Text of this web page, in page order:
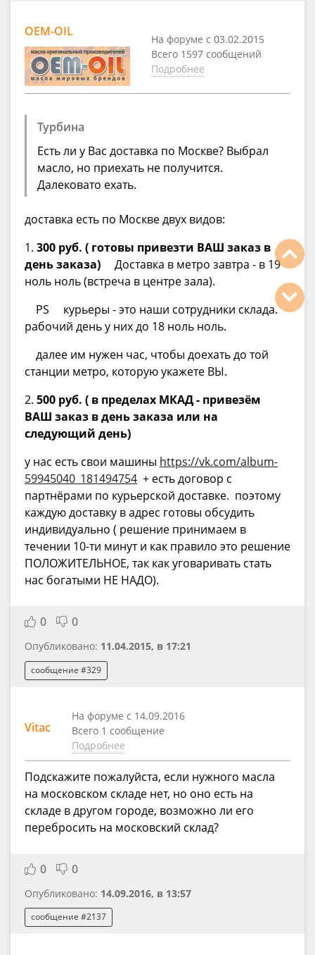
OEM-OIL
На форуме с 03.02.2015
Всего 1597 сообщений
Подробнее
Турбина
Есть ли у Вас доставка по Москве? Выбрал
масло, но приехать не получится.
Далековато ехать.
доставка есть по Москве двух видов:
1. 300 руб. ( готовы привезти ВАШ заказ в
день заказа) Доставка в метро завтра - в 19
ноль ноль (встреча в центре зала).
PS курьеры - это наши сотрудники склада.
рабочий день у них до 18 ноль ноль.
далее им нужен час, чтобы доехать до той
станции метро, которую укажете ВЫ.
2. 500 руб. ( в пределах МКАД - привезём
ВАШ заказ в день заказа или на
следующий день)
у нас есть свои машины https://vk.com/album-
59945040_181494754 + есть договор с
партнёрами по курьерской доставке. поэтому
каждую доставку в адрес готовы обсудить
индивидуально ( решение принимаем в
течении 10-ти минут и как правило это решение
ПОЛОЖИТЕЛЬНОЕ, так как уговаривать стать
нас богатыми НЕ НАДО).
0 0
Опубликовано: 11.04.2015, в 17:21
сообщение #329
Vitac
На форуме с 14.09.2016
Всего 1 сообщение
Подробнее
Подскажите пожалуйста, если нужного масла
на московском складе нет, но оно есть на
складе в другом городе, возможно ли его
перебросить на московский склад?
0 0
Опубликовано: 14.09.2016, в 13:57
сообщение #2137